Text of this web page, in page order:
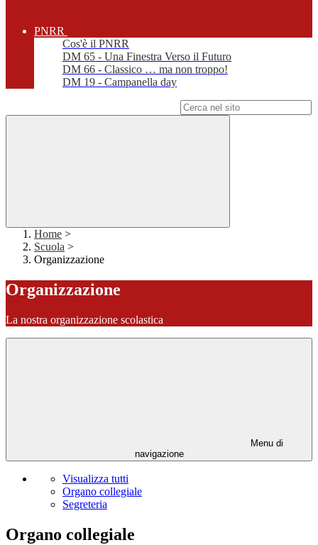
PNRR
Cos'è il PNRR
DM 65 - Una Finestra Verso il Futuro
DM 66 - Classico … ma non troppo!
DM 19 - Campanella day
Home >
Scuola >
Organizzazione
Organizzazione
La nostra organizzazione scolastica
Menu di
navigazione
Visualizza tutti
Organo collegiale
Segreteria
Organo collegiale